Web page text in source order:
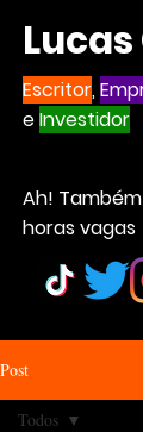
Escritor,
eInvestidor
Ah! Também
horas vagas
Post
Todos